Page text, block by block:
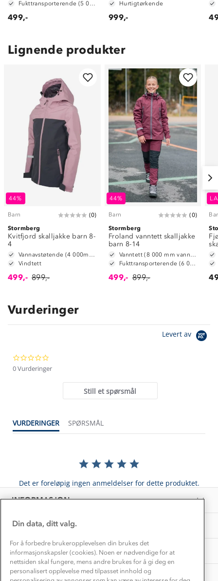
499,-
Hurtigtørkende
999,-
Lignende produkter
44%
Barn (0)
Stormberg
Kvitfjord skalljakke barn 8-
4
Vindtett
499,- 899,-
44%
Barn (0)
Stormberg
Froland vanntett skalljakke
barn 8-14
499,- 899,-
Vurderinger
Levert av
star
0 Vurderinger
Still et spørsmål
VURDERINGER SPØRSMÅL
Det er foreløpig ingen anmeldelser for dette produktet.
INFORMASJON
Kundeservice
Kundeklubb
Bedrift, barnehage og SFO
Presse
OM OSS
Klima og miljø
1% til samfunnet
Samarbeide med oss?
TIPS OG RÅD
Trelagsprinsippet barn
Alt du trenger til Norgesferien
Gravidklær
Vask og vedlikehold
EL-retur
Store størrelser
Turmat oppskrifter
Beredskap
AKTIVITETER
Få turinspirasjon og tips her⛰
Overnatte utendørs⛺
Leirskole 🥾
Barnehageansatt
Tips til hyttetur
Din data, ditt valg.
For å forbedre brukeropplevelsen din brukes det
informasjonskapsler (cookies). Noen er nødvendige for at
nettsiden skal fungere, mens andre brukes for å gi deg en
personalisert opplevelse med tilpasset innhold og